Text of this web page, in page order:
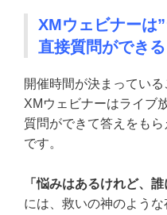
XMウェビナーは
直接質問ができる
開催時間が決まっている
XMウェビナーはライブ
質問ができて答えをも
です。
「悩みはあるけれど、
には、救いの神のような